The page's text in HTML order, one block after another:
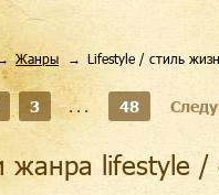
Жанры Lifestyle / стиль
3 ... 48
жанра lifestyle